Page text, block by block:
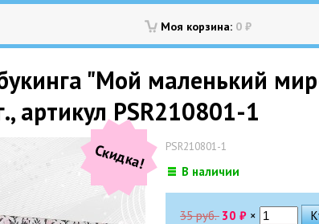
Моя корзина: 0 ₽
"Мой маленький
артикул PSR210801-1
Скидка! PSR210801-1
В наличии
35 руб. 30 ₽ ×